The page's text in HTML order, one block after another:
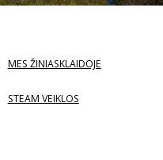
MES ŽINIASKLAIDOJE
STEAM VEIKLOS